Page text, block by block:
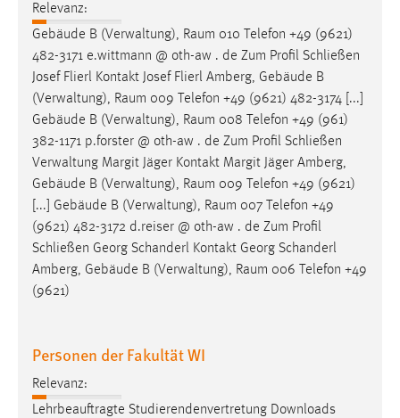
Relevanz:
Gebäude B (Verwaltung), Raum 010 Telefon +49 (9621)
482-3171 e.wittmann @ oth-aw . de Zum Profil Schließen
Josef Flierl Kontakt Josef Flierl Amberg, Gebäude B
(Verwaltung), Raum 009 Telefon +49 (9621) 482-3174 [...]
Gebäude B (Verwaltung), Raum 008 Telefon +49 (961)
382-1171 p.forster @ oth-aw . de Zum Profil Schließen
Verwaltung Margit Jäger Kontakt Margit Jäger Amberg,
Gebäude B (Verwaltung), Raum 009 Telefon +49 (9621)
[...] Gebäude B (Verwaltung), Raum 007 Telefon +49
(9621) 482-3172 d.reiser @ oth-aw . de Zum Profil
Schließen Georg Schanderl Kontakt Georg Schanderl
Amberg, Gebäude B (Verwaltung), Raum 006 Telefon +49
(9621)
Personen der Fakultät WI
Relevanz:
Lehrbeauftragte Studierendenvertretung Downloads